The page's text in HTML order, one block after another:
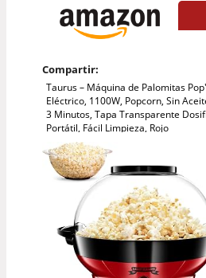
Compartir:
Taurus – Máquina de Palomitas
Eléctrico, 1100W, Popcorn, Sin
3 Minutos, Tapa Transparente
Portátil, Fácil Limpieza, Rojo